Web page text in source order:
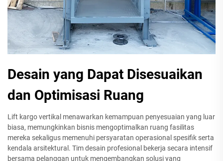
Desain yang Dapat Disesuaikan
dan Optimisasi Ruang
Lift kargo vertikal menawarkan kemampuan penyesuaian yang luar
biasa, memungkinkan bisnis mengoptimalkan ruang fasilitas
mereka sekaligus memenuhi persyaratan operasional spesifik serta
kendala arsitektural. Tim desain profesional bekerja secara intensif
bersama pelanggan untuk mengembangkan solusi yang